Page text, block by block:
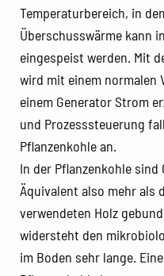
Temperaturbereich, in
Überschusswärme kann
eingespeist werden. Mit
wird mit einem normalen
einem Generator Strom
und Prozesssteuerung
Pflanzenkohle an.
In der Pflanzenkohle sind
Äquivalent also mehr als
verwendeten Holz
widersteht den
im Boden sehr lange.